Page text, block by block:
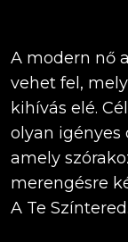
A modern nő
vehet fel,
kihívás elé.
olyan igényes
amely
merengésre
A Te Színtered.